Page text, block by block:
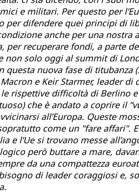
e militari. Per questo per
per difendere quei principi di
anche per una
per recuperare fondi, a parte
solo oggi al summit di
questa nuova fase di
e Keir Starmer, leader
rispettive difficoltà di Berlino
che è andato a coprire il
all’Europa. Queste
come un "fare affari".
e l’Ue si trovano messe
però buttare a mare,
da una compattezza
di leader coraggiosi e,